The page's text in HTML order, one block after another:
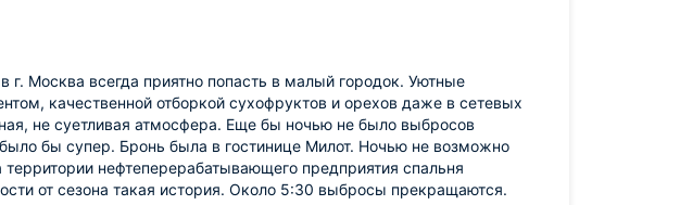
г. Москва всегда приятно попасть в малый городок. Уютные
качественной отборкой сухофруктов и орехов даже в сетевых
не суетливая атмосфера. Еще бы ночью не было выбросов
бы супер. Бронь была в гостинице Милот. Ночью не возможно
нефтеперерабатывающего предприятия спальня
от сезона такая история. Около 5:30 выбросы прекращаются.